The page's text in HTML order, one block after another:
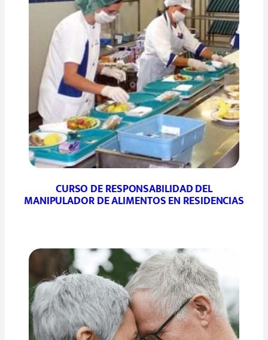
CURSO DE RESPONSABILIDAD DEL
MANIPULADOR DE ALIMENTOS EN RESIDENCIAS